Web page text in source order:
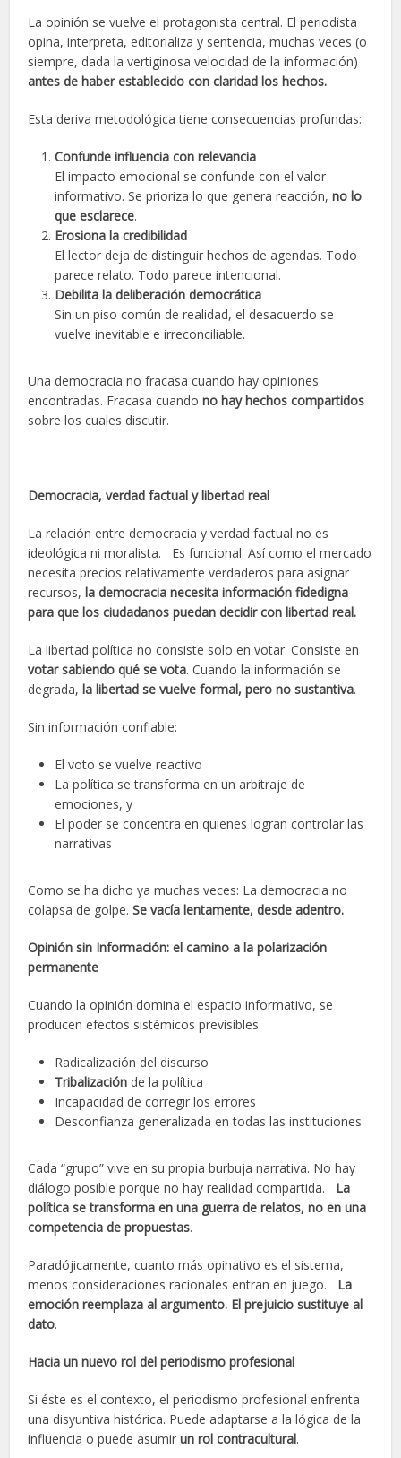
La opinión se vuelve el protagonista central. El periodista
opina, interpreta, editorializa y sentencia, muchas veces (o
siempre, dada la vertiginosa velocidad de la información)
antes de haber establecido con claridad los hechos.
Esta deriva metodológica tiene consecuencias profundas:
Confunde influencia con relevancia
El impacto emocional se confunde con el valor
informativo. Se prioriza lo que genera reacción,no lo
que esclarece.
Erosiona la credibilidad
El lector deja de distinguir hechos de agendas. Todo
parece relato. Todo parece intencional.
Debilita la deliberación democrática
Sin un piso común de realidad, el desacuerdo se
vuelve inevitable e irreconciliable.
Una democracia no fracasa cuando hay opiniones
encontradas. Fracasa cuandono hay hechos compartidos
sobre los cuales discutir.
Democracia, verdad factual y libertad real
La relación entre democracia y verdad factual no es
ideológica ni moralista. Es funcional. Así como el mercado
necesita precios relativamente verdaderos para asignar
recursos,la democracia necesita información fidedigna
para que los ciudadanos puedan decidir con libertad real.
La libertad política no consiste solo en votar. Consiste en
votar sabiendo qué se vota. Cuando la información se
degrada,la libertad se vuelve formal, pero no sustantiva.
Sin información confiable:
El voto se vuelve reactivo
La política se transforma en un arbitraje de
emociones, y
El poder se concentra en quienes logran controlar las
narrativas
Como se ha dicho ya muchas veces: La democracia no
colapsa de golpe.Se vacía lentamente, desde adentro.
Opinión sin Información: el camino a la polarización
permanente
Cuando la opinión domina el espacio informativo, se
producen efectos sistémicos previsibles:
Radicalización del discurso
Tribalización de la política
Incapacidad de corregir los errores
Desconfianza generalizada en todas las instituciones
Cada “grupo” vive en su propia burbuja narrativa. No hay
diálogo posible porque no hay realidad compartida. La
política se transforma en una guerra de relatos, no en una
competencia de propuestas.
Paradójicamente, cuanto más opinativo es el sistema,
menos consideraciones racionales entran en juego. La
emoción reemplaza al argumento. El prejuicio sustituye al
dato.
Hacia un nuevo rol del periodismo profesional
Si éste es el contexto, el periodismo profesional enfrenta
una disyuntiva histórica. Puede adaptarse a la lógica de la
influencia o puede asumirun rol contracultural.